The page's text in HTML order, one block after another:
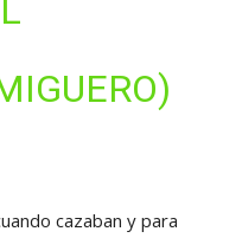
cazaban y para